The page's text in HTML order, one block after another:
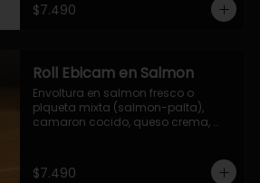
$7.490
Roll Ebicam en Salmon
Envoltura en salmon fresco o
plqueta mixta (salmon-palta),
camaron cocido, queso crema,
$7.490